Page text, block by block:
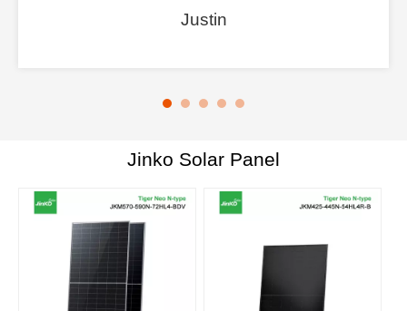
Justin
Jinko Solar Panel